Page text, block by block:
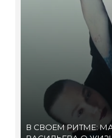
В СВОЕМ РИТМЕ: